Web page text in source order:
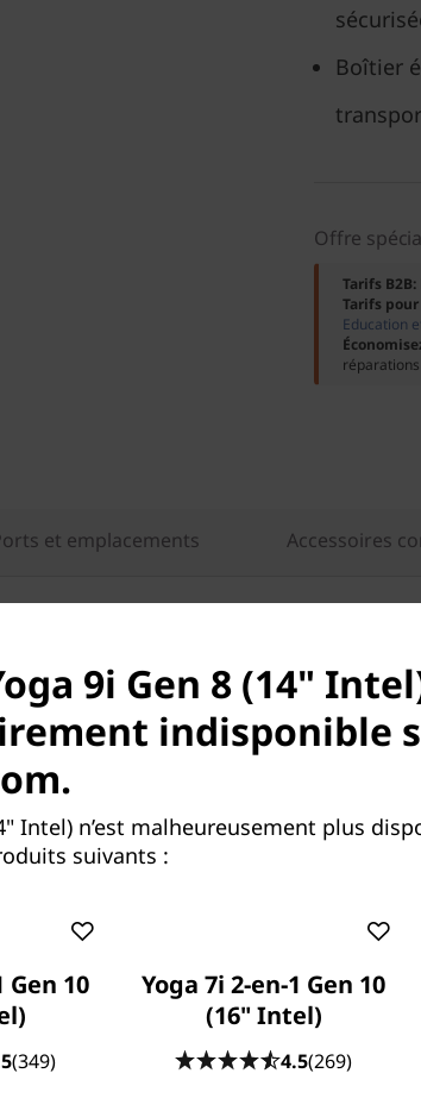
Boîtier
Offre
Tarifs B2B:
Tarifs
Education
et emplacements Accessoires
9i Gen 8 (14"
indisponible
Intel) n’est malheureusement plus
suivants :
Gen 10
(349)
Yoga 7i 2-en-1 Gen 10
(16" Intel)
4.5(269)